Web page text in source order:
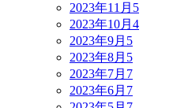
2023年11月 5
2023年10月 4
2023年9月 5
2023年8月 5
2023年7月 7
2023年6月 7